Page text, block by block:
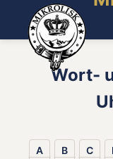
Wort-
A B C